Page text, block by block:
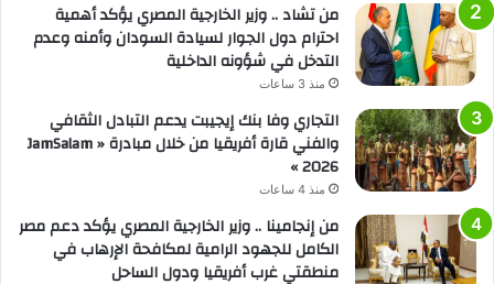
من تشاد .. وزير الخارجية المصري يؤكد أهمية
احترام دول الجوار لسيادة السودان وأمنه وعدم
التدخل في شؤونه الداخلية
منذ 3 ساعات
التجاري وفا بنك إيجيبت يدعم التبادل الثقافي
والفني قارة أفريقيا من خلال مبادرة « JamSalam
2026 »
منذ 4 ساعات
من إنجامينا .. وزير الخارجية المصري يؤكد دعم مصر
الكامل للجهود الرامية لمكافحة الإرهاب في
منطقتي غرب أفريقيا ودول الساحل